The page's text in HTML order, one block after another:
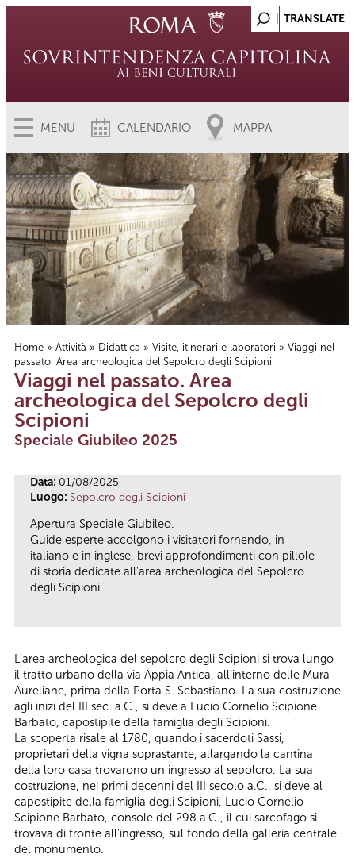
MENU CALENDARIO MAPPA
Tu sei qui
Home » Attività » Didattica » Visite, itinerari e laboratori » Viaggi nel
passato. Area archeologica del Sepolcro degli Scipioni
Viaggi nel passato. Area
archeologica del Sepolcro degli
Scipioni
Speciale Giubileo 2025
Data: 01/08/2025
Luogo: Sepolcro degli Scipioni
Apertura Speciale Giubileo.
Guide esperte accolgono i visitatori fornendo, in
italiano e in inglese, brevi approfondimenti con pillole
di storia dedicate all'area archeologica del Sepolcro
degli Scipioni.
L’area archeologica del sepolcro degli Scipioni si trova lungo
il tratto urbano della via Appia Antica, all’interno delle Mura
Aureliane, prima della Porta S. Sebastiano. La sua costruzione
agli inizi del III sec. a.C., si deve a Lucio Cornelio Scipione
Barbato, capostipite della famiglia degli Scipioni.
La scoperta risale al 1780, quando i sacerdoti Sassi,
proprietari della vigna soprastante, allargando la cantina
della loro casa trovarono un ingresso al sepolcro. La sua
costruzione, nei primi decenni del III secolo a.C., si deve al
capostipite della famiglia degli Scipioni, Lucio Cornelio
Scipione Barbato, console del 298 a.C., il cui sarcofago si
trovava di fronte all’ingresso, sul fondo della galleria centrale
del monumento.